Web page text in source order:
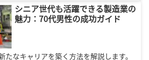
シニア世代も活躍できる製造業の
魅力：70代男性の成功ガイド
たなキャリアを築く方法を解説します。